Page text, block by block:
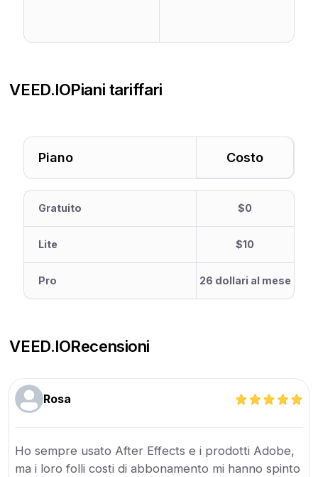
VEED.IOPiani tariffari
Piano Costo
Gratuito $0
Lite $10
Pro 26 dollari al mese
VEED.IORecensioni
Rosa
Ho sempre usato After Effects e i prodotti Adobe,
ma i loro folli costi di abbonamento mi hanno spinto